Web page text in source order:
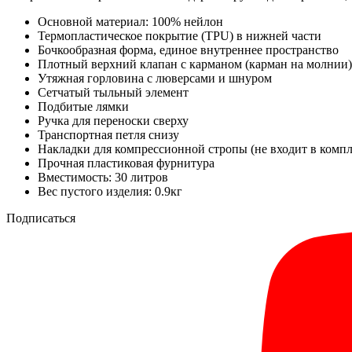
Основной материал: 100% нейлон
Термопластическое покрытие (TPU) в нижней части
Бочкообразная форма, единое внутреннее пространство
Плотный верхний клапан с карманом (карман на молнии)
Утяжная горловина с люверсами и шнуром
Сетчатый тыльный элемент
Подбитые лямки
Ручка для переноски сверху
Транспортная петля снизу
Накладки для компрессионной стропы (не входит в
Прочная пластиковая фурнитура
Вместимость: 30 литров
Вес пустого изделия: 0.9кг
Подписаться